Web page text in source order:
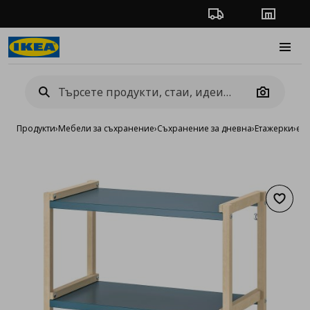
Проследяване на
Camera
Продукти›Мебели за съхранение›Съхранение за дневна›Етажерки›